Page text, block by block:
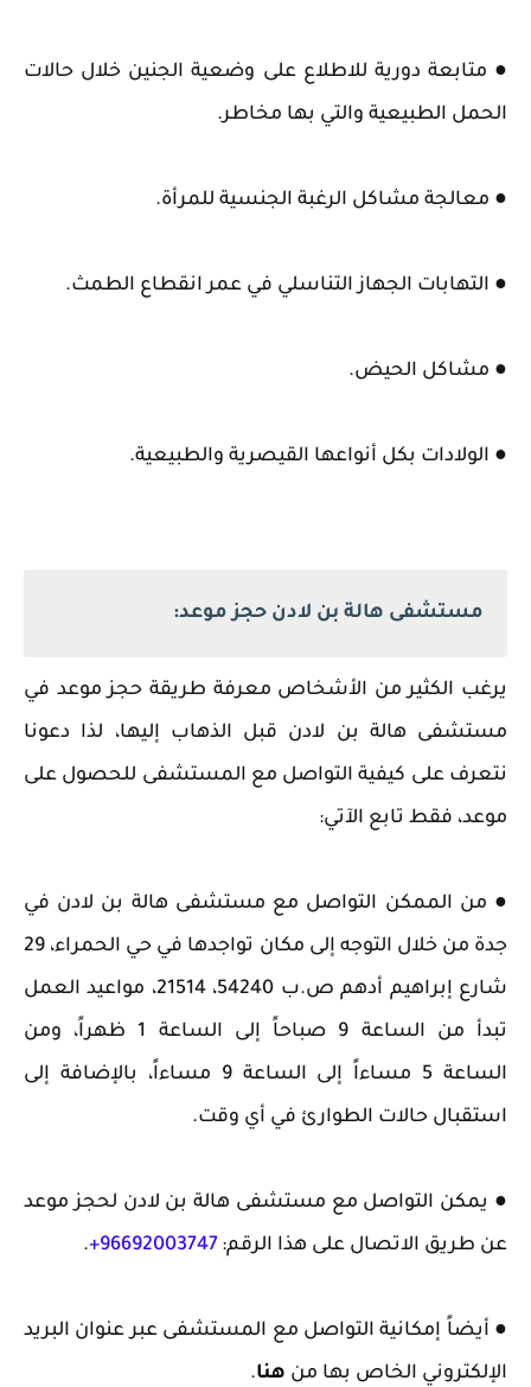
● متابعة دورية للاطلاع على وضعية الجنين خلال حالات
الحمل الطبيعية والتي بها مخاطر.
● معالجة مشاكل الرغبة الجنسية للمرأة.
● التهابات الجهاز التناسلي في عمر انقطاع الطمث.
● مشاكل الحيض.
● الولادات بكل أنواعها القيصرية والطبيعية.
مستشفى هالة بن لادن حجز موعد:
يرغب الكثير من الأشخاص معرفة طريقة حجز موعد في
مستشفى هالة بن لادن قبل الذهاب إليها، لذا دعونا
نتعرف على كيفية التواصل مع المستشفى للحصول على
موعد، فقط تابع الآتي:
● من الممكن التواصل مع مستشفى هالة بن لادن في
جدة من خلال التوجه إلى مكان تواجدها في حي الحمراء، 29
شارع إبراهيم أدهم ص.ب 54240، 21514، مواعيد العمل
تبدأ من الساعة 9 صباحاً إلى الساعة 1 ظهراً، ومن
الساعة 5 مساءاً إلى الساعة 9 مساءاً، بالإضافة إلى
استقبال حالات الطوارئ في أي وقت.
● يمكن التواصل مع مستشفى هالة بن لادن لحجز موعد
عن طريق الاتصال على هذا الرقم: 96692003747+
.
● أيضاً إمكانية التواصل مع المستشفى عبر عنوان البريد
الإلكتروني الخاص بها من هنا.